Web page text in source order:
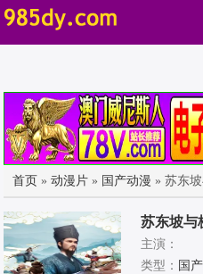
首页 »动漫片 » 国产动漫 » 苏东
苏东坡与
主演：
类型： 国